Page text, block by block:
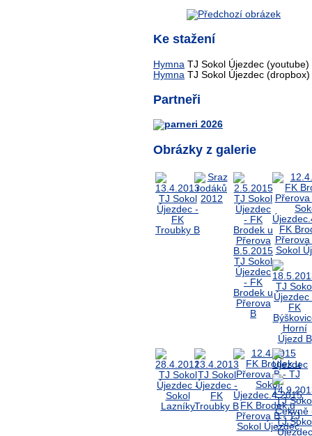
Ke stažení
Hymna TJ Sokol Újezdec (youtube)
Hymna TJ Sokol Újezdec (dropbox)
Partneři
Obrázky z galerie